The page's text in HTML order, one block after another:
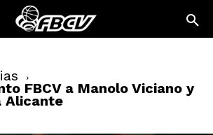
FBCV a Manolo Viciano y
Alicante